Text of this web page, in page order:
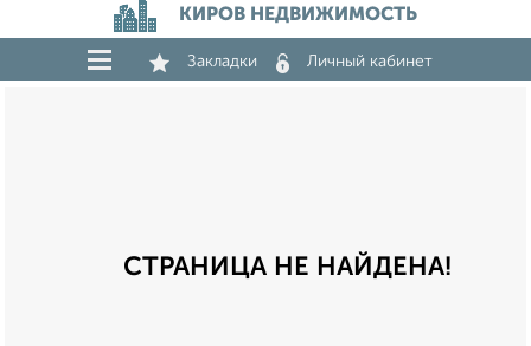
КИРОВ НЕДВИЖИМОСТЬ
Закладки Личный кабинет
СТРАНИЦА НЕ НАЙДЕНА!